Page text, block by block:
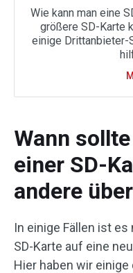
Wie kann man eine
größere SD-Karte
einige Drittanbieter-
Wann
einer SD-
andere
In einige Fällen ist
SD-Karte auf eine
Hier haben wir